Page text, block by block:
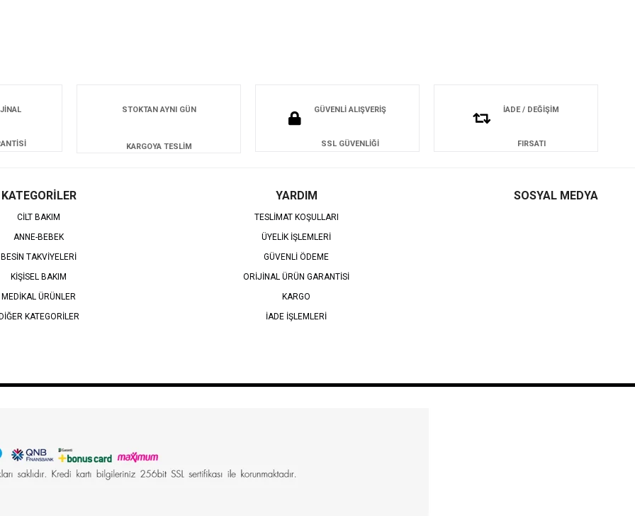
STOKTAN AYNI GÜN
KARGOYA TESLİM
GÜVENLİ ALIŞVERİŞ
SSL GÜVENLİĞİ
İADE / DEĞİŞİM
FIRSATI
KATEGORİLER
CİLT BAKIM
ANNE-BEBEK
BESİN TAKVİYELERİ
KİŞİSEL BAKIM
MEDİKAL ÜRÜNLER
DİĞER KATEGORİLER
YARDIM
TESLİMAT KOŞULLARI
ÜYELİK İŞLEMLERİ
GÜVENLİ ÖDEME
ORİJİNAL ÜRÜN GARANTİSİ
KARGO
İADE İŞLEMLERİ
SOSYAL MEDYA